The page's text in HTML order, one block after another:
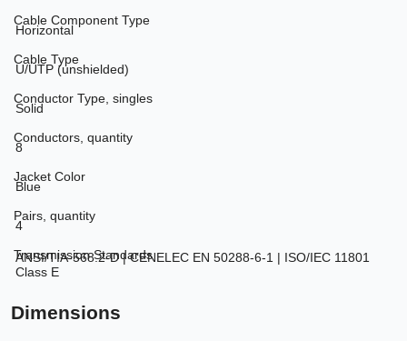
Cable Component Type
Horizontal
Cable Type
U/UTP (unshielded)
Conductor Type, singles
Solid
Conductors, quantity
8
Jacket Color
Blue
Pairs, quantity
4
Transmission Standards
ANSI/TIA-568.2-D | CENELEC EN 50288-6-1 | ISO/IEC 11801
Class E
Dimensions